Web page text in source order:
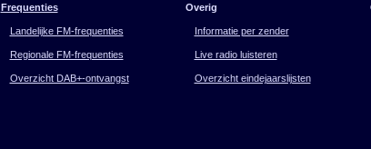
Frequenties
Landelijke FM-frequenties
Regionale FM-frequenties
Overzicht DAB+-ontvangst
Overig
Informatie per zender
Live radio luisteren
Overzicht eindejaarslijsten